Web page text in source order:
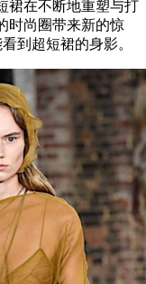
在不断地重塑与打
时尚圈带来新的惊
到超短裙的身影。